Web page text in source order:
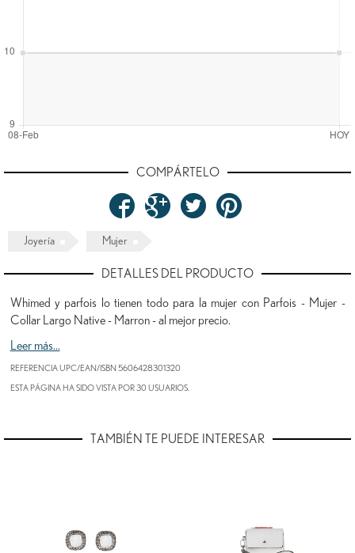
COMPÁRTELO
Joyería Mujer
DETALLES DEL PRODUCTO
Whimed y parfois lo tienen todo para la mujer con Parfois - Mujer -
Collar Largo Native - Marron - al mejor precio.
Leer más...
REFERENCIA UPC/EAN/ISBN 5606428301320
ESTA PÁGINA HA SIDO VISTA POR 30 USUARIOS.
TAMBIÉN TE PUEDE INTERESAR